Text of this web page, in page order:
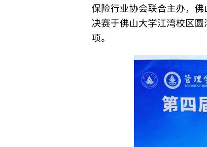
保险行业协会联合主办，
决赛于佛山大学江湾校区
项。